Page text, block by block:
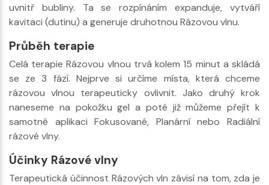
uvnitř bubliny. Ta se rozpínáním expanduje, vytváří
kavitaci (dutinu) a generuje druhotnou Rázovou vlnu.
Průběh terapie
Celá terapie Rázovou vlnou trvá kolem 15 minut a skládá
se ze 3 fází. Nejprve si určíme místa, která chceme
rázovou vlnou terapeuticky ovlivnit. Jako druhý krok
naneseme na pokožku gel a poté již můžeme přejít k
samotné aplikaci Fokusované, Planární nebo Radiální
rázové vlny.
Účinky Rázové vlny
Terapeutická účinnost Rázových vln závisí na tom, zda je